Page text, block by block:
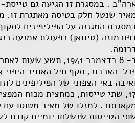
.
שנטל חלק בטיסה מאתגרת זו.
המגננה על הפיליפינים
(טיוואן) כפעולת אמנעה
ב- 8 בדצמבר 1941, תשע
הארבור, תקף חיל האוויר היפני
באי הצפוני של הפיליפינים לוזון
, שתי טייסות, כמחצית מכוח
הטייסות שנשלחו יומיים קודם